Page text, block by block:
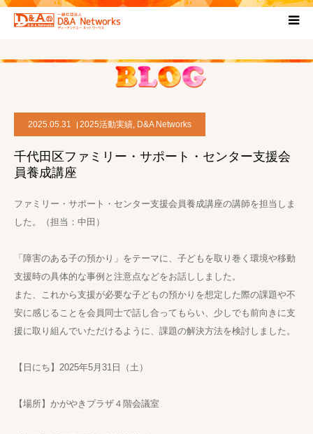
2025.05.31 2025活動実績, D&A Networks
千代田区ファミリー・サポート・センター支援会
員養成講座
ファミリー・サポート・センター支援会員養成講座の講師を担当しま
した。（担当：中田）
「障害のある子の預かり」をテーマに、子どもを取り巻く環境や移動
支援時の具体的な事例と注意点などをお話ししました。
また、これから支援が必要な子どもの預かりを想定した際の課題や不
安に感じることを会員同士で話し合ってもらい、少しでも前向きに支
援に取り組んでい​ただけるように、課題の解決方法を検討しました。
【日にち】2025年5月31日（土）
【場所】かがやきプラザ４階会議室
HOME
プロジェクト概要
協力団体
お問い合わせ
ブログ
プライバシーポリシー